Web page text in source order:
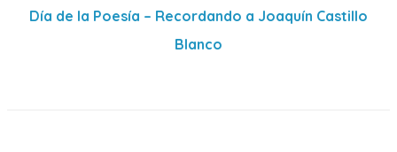
siguiente:
Día de la Poesía – Recordando a Joaquín Castillo
Blanco